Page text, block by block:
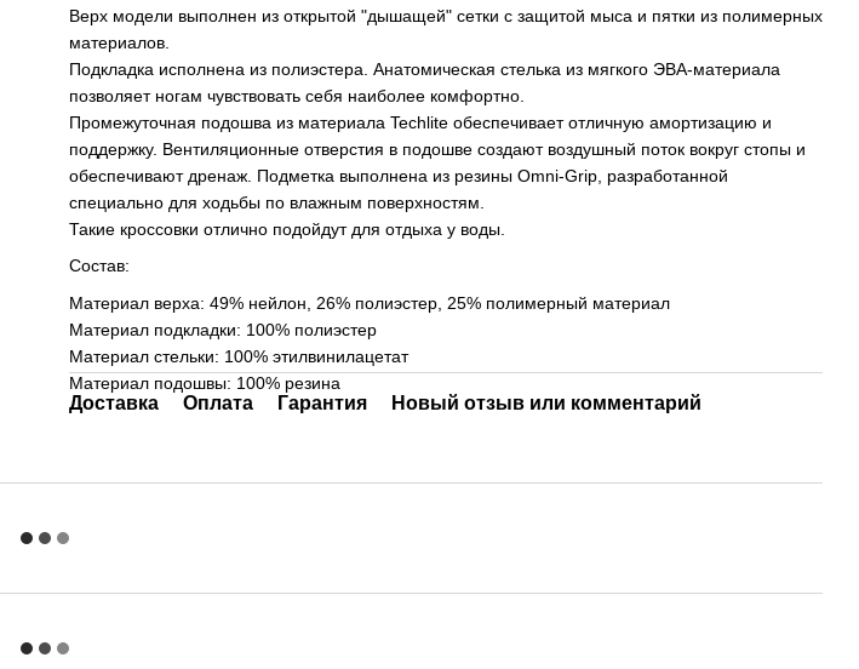
Верх модели выполнен из открытой "дышащей" сетки с защитой мыса и пятки из полимерных
материалов.
Подкладка исполнена из полиэстера. Анатомическая стелька из мягкого ЭВА-материала
позволяет ногам чувствовать себя наиболее комфортно.
Промежуточная подошва из материала Techlite обеспечивает отличную амортизацию и
поддержку. Вентиляционные отверстия в подошве создают воздушный поток вокруг стопы и
обеспечивают дренаж. Подметка выполнена из резины Omni-Grip, разработанной
специально для ходьбы по влажным поверхностям.
Такие кроссовки отлично подойдут для отдыха у воды.
Состав:
Материал верха: 49% нейлон, 26% полиэстер, 25% полимерный материал
Материал подкладки: 100% полиэстер
Материал стельки: 100% этилвинилацетат
Материал подошвы: 100% резина
Доставка Оплата Гарантия Новый отзыв или комментарий